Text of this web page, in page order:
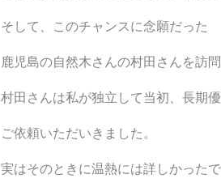
そして、このチャンスに念願だった
鹿児島の自然木さんの村田さんを訪問
村田さんは私が独立して当初、長期
ご依頼いただいきました。
実はそのときに温熱には詳しかった